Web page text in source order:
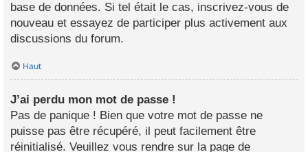
base de données. Si tel était le cas, inscrivez-vous de
nouveau et essayez de participer plus activement aux
discussions du forum.
Haut
J’ai perdu mon mot de passe !
Pas de panique ! Bien que votre mot de passe ne
puisse pas être récupéré, il peut facilement être
réinitialisé. Veuillez vous rendre sur la page de